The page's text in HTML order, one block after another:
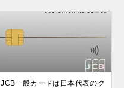
JCB一般カードは日本代表のク